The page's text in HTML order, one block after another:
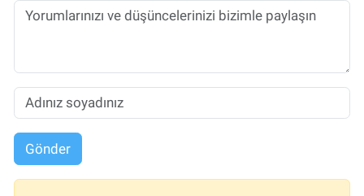
Gönder